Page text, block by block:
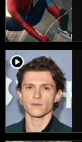
player2